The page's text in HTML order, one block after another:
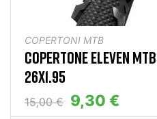
COPERTONI MTB
COPERTONE ELEVEN
26X1.95
15,00 € 9,30 €